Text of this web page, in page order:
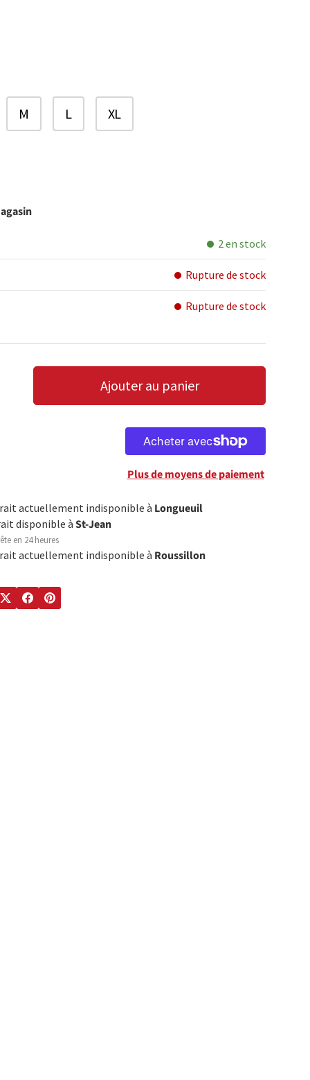
M L XL
2 en stock
Rupture de stock
Rupture de stock
AUGMENTER LA QUANTITÉ
Ajouter au panier
Plus de moyens de paiement
actuellement indisponible à Longueuil
disponible àSt-Jean
en 24 heures
actuellement indisponible à Roussillon